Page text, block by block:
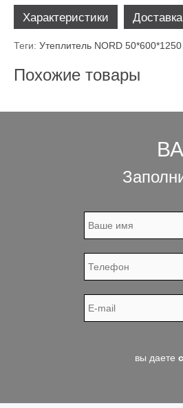
Характеристики Доставка
Теги: Утеплитель NORD
Похожие товары
вы даете